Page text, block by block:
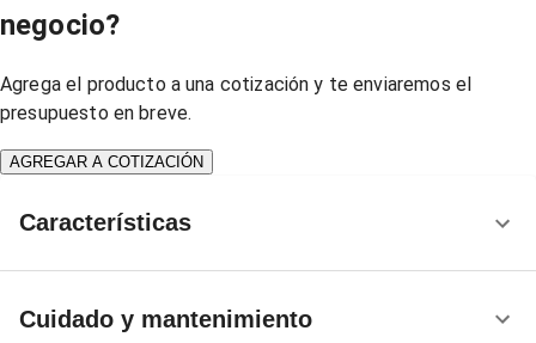
negocio?
Agrega el producto a una cotización y te enviaremos el
presupuesto en breve.
AGREGAR A COTIZACIÓN
Características
Cuidado y mantenimiento